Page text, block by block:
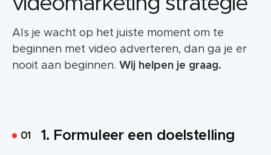
Als je wacht op het juiste moment om te
beginnen met video adverteren, dan ga je er
nooit aan beginnen. Wij helpen je graag.
1. Formuleer een doelstelling